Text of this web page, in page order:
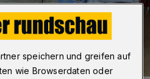
speichern und greifen auf
wie Browserdaten oder